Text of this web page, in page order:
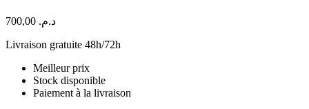
د.م.
Livraison gratuite 48h/72h
Meilleur prix
Stock disponible
Paiement à la livraison